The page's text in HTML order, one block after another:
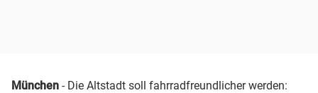
München - Die Altstadt soll fahrradfreundlicher werden: